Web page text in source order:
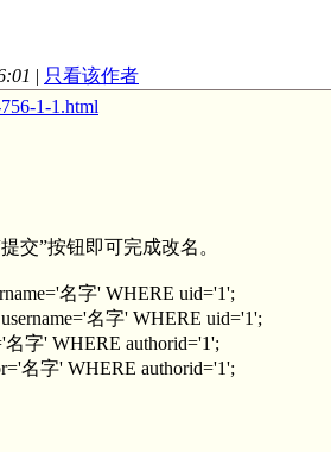
| 只看该作者
1-1.html
交”按钮即可完成改名。
名字' WHERE uid='1';
名字' WHERE uid='1';
名字' WHERE authorid='1';
名字' WHERE authorid='1';